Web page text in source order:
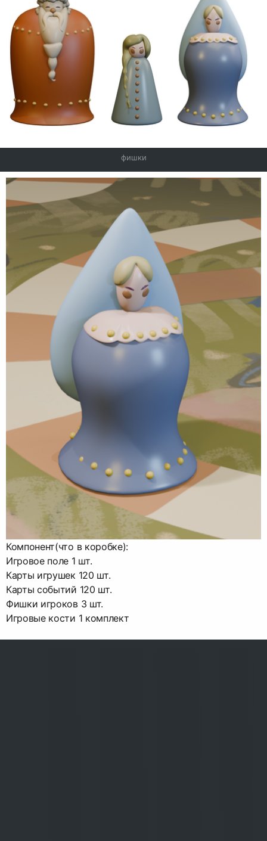
фишки
Компонент(что в коробке):
Игровое поле 1 шт.
Карты игрушек 120 шт.
Карты событий 120 шт.
Фишки игроков 3 шт.
Игровые кости 1 комплект